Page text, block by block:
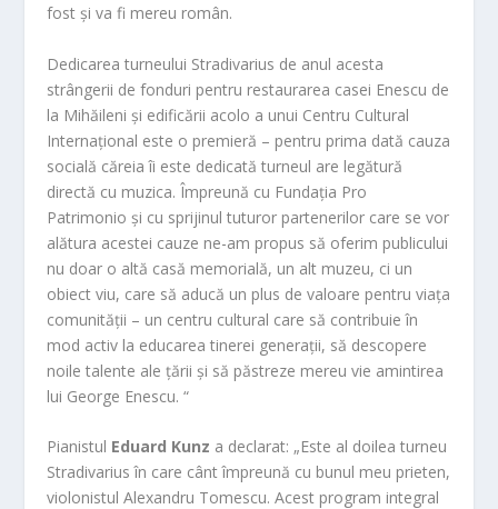
fost și va fi mereu român.
Dedicarea turneului Stradivarius de anul acesta
strângerii de fonduri pentru restaurarea casei Enescu de
la Mihăileni și edificării acolo a unui Centru Cultural
Internațional este o premieră – pentru prima dată cauza
socială căreia îi este dedicată turneul are legătură
directă cu muzica. Împreună cu Fundația Pro
Patrimonio și cu sprijinul tuturor partenerilor care se vor
alătura acestei cauze ne-am propus să oferim publicului
nu doar o altă casă memorială, un alt muzeu, ci un
obiect viu, care să aducă un plus de valoare pentru viața
comunității – un centru cultural care să contribuie în
mod activ la educarea tinerei generații, să descopere
noile talente ale țării și să păstreze mereu vie amintirea
lui George Enescu. “
Pianistul Eduard Kunz a declarat: „Este al doilea turneu
Stradivarius în care cânt împreună cu bunul meu prieten,
violonistul Alexandru Tomescu. Acest program integral